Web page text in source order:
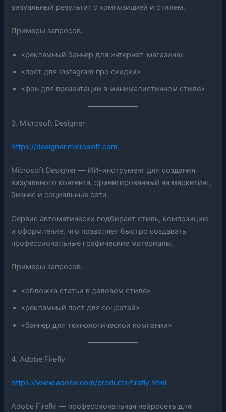
визуальный результат с композицией и стилем.
Примеры запросов:
«рекламный баннер для интернет-магазина»
«пост для Instagram про скидки»
«фон для презентации в минималистичном стиле»
3. Microsoft Designer
https://designer.microsoft.com
Microsoft Designer — ИИ-инструмент для создания
визуального контента, ориентированный на маркетинг,
бизнес и социальные сети.
Сервис автоматически подбирает стиль, композицию
и оформление, что позволяет быстро создавать
профессиональные графические материалы.
Примеры запросов:
«обложка статьи в деловом стиле»
«рекламный пост для соцсетей»
«баннер для технологической компании»
4. Adobe Firefly
https://www.adobe.com/products/firefly.html
Adobe Firefly — профессиональная нейросеть для